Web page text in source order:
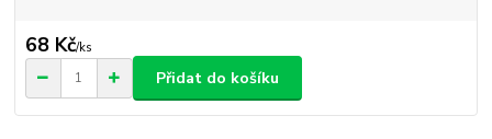
68 Kč/ks
Přidat do košíku